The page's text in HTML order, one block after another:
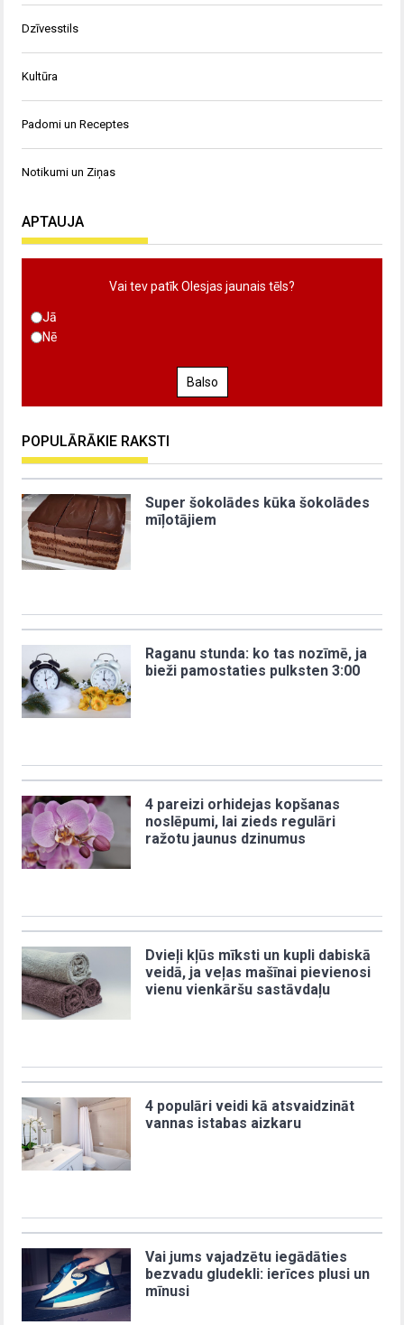
Dzīvesstils
Kultūra
Padomi un Receptes
Notikumi un Ziņas
APTAUJA
Vai tev patīk Olesjas jaunais tēls?
Jā
Nē
Balso
POPULĀRĀKIE RAKSTI
Super šokolādes kūka šokolādes
mīļotājiem
Raganu stunda: ko tas nozīmē, ja
bieži pamostaties pulksten 3:00
4 pareizi orhidejas kopšanas
noslēpumi, lai zieds regulāri
ražotu jaunus dzinumus
Dvieļi kļūs mīksti un kupli dabiskā
veidā, ja veļas mašīnai pievienosi
vienu vienkāršu sastāvdaļu
4 populāri veidi kā atsvaidzināt
vannas istabas aizkaru
Vai jums vajadzētu iegādāties
bezvadu gludekli: ierīces plusi un
mīnusi